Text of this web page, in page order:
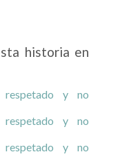
historia en
y no
y no
y no